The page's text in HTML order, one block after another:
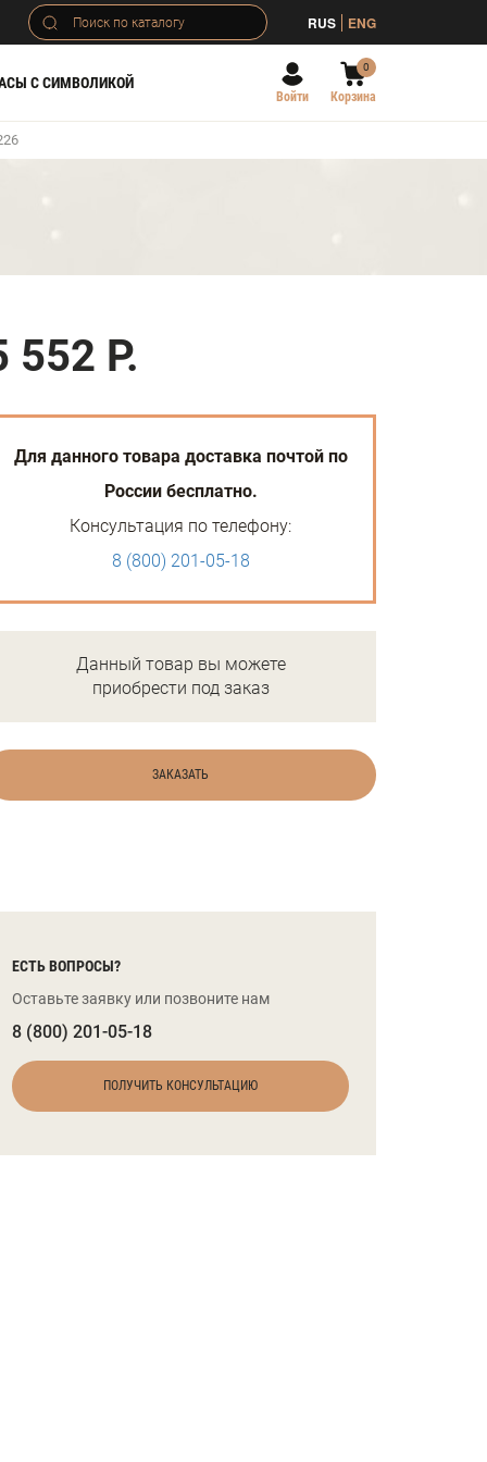
RUS ENG
С СИМВОЛИКОЙ
Войти
0
Корзина
552 Р.
Для данного товара доставка почтой по
России бесплатно.
Консультация по телефону:
8 (800) 201-05-18
Данный товар вы можете
приобрести под заказ
ЗАКАЗАТЬ
ЕСТЬ ВОПРОСЫ?
Оставьте заявку или позвоните нам
8 (800) 201-05-18
ПОЛУЧИТЬ КОНСУЛЬТАЦИЮ